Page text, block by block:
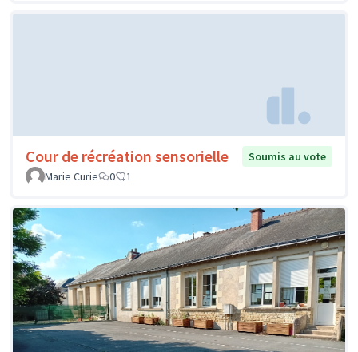
Cour de récréation sensorielle
Soumis au vote
Marie Curie
0 1